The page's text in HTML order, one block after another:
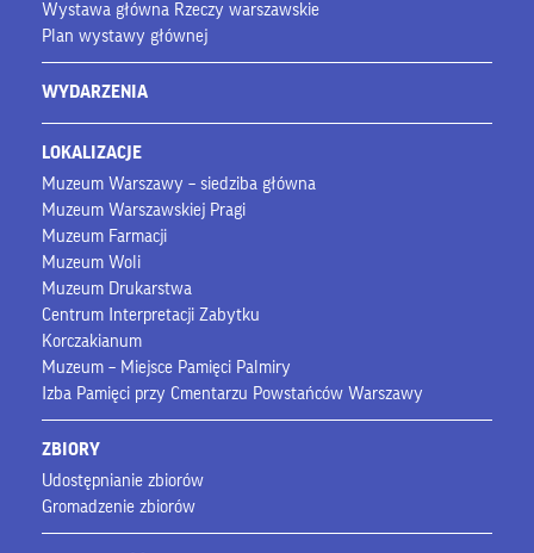
Wystawa główna Rzeczy warszawskie
Plan wystawy głównej
WYDARZENIA
LOKALIZACJE
Muzeum Warszawy – siedziba główna
Muzeum Warszawskiej Pragi
Muzeum Farmacji
Muzeum Woli
Muzeum Drukarstwa
Centrum Interpretacji Zabytku
Korczakianum
Muzeum – Miejsce Pamięci Palmiry
Izba Pamięci przy Cmentarzu Powstańców Warszawy
ZBIORY
Udostępnianie zbiorów
Gromadzenie zbiorów